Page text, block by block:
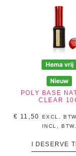
Hema vrij
Nieuw
POLY BASE
CLEAR
€ 11,50 EXCL.
INCL, BTW.
I DESERVE